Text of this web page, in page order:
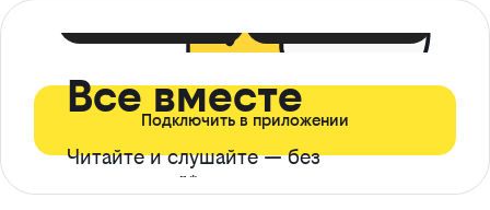
Все вместе
Читайте и слушайте — без
ограничений*
Подключить в приложении